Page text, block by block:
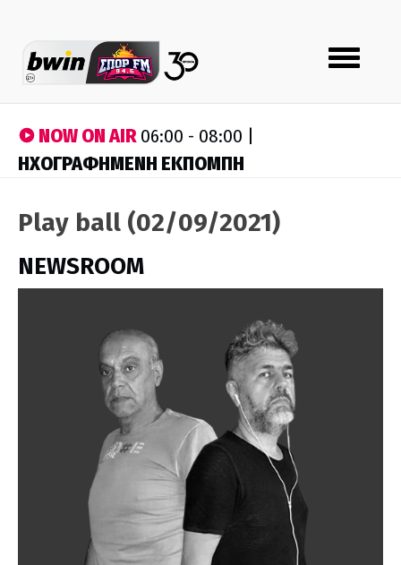
Toggle
navigation
NOW ON AIR06:00 - 08:00 |
ΗΧΟΓΡΑΦΗΜΕΝΗ ΕΚΠΟΜΠΗ
Play ball (02/09/2021)
NEWSROOM